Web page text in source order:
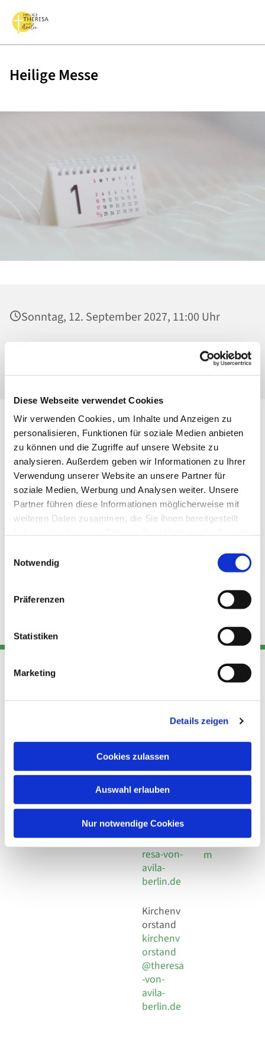
Diese Webseite verwendet Cookies
Wir verwenden Cookies, um Inhalte und Anzeigen zu
personalisieren, Funktionen für soziale Medien anbieten
zu können und die Zugriffe auf unsere Website zu
analysieren. Außerdem geben wir Informationen zu Ihrer
Verwendung unserer Website an unsere Partner für
soziale Medien, Werbung und Analysen weiter. Unsere
Partner führen diese Informationen möglicherweise mit
weiteren Daten zusammen, die Sie ihnen bereitgestellt
Notwendig
Präferenzen
Statistiken
Marketing
Details zeigen
Cookies zulassen
Auswahl erlauben
Nur notwendige Cookies
Heilige Messe
Sonntag, 12. September 2027, 11:00 Uhr
St. Maria Magdalena, Kirche, Platanenstraße
Adresse
Kirchengemeinde Pfarrei
Hl. Theresa von Avila Berlin
Leitender Pfarrer - Norbert
Behaimstr. 39
Kont
Telefon
+49 30
924 64 28
Fax +49
30 924 54
18
E-Mail
info@the
resa-von-
avila-
berlin.de
Kirchenv
orstand
kirchenv
orstand
@theresa
-von-
avila-
berlin.de
Links
Datensch
utz
Social
Impressu
m